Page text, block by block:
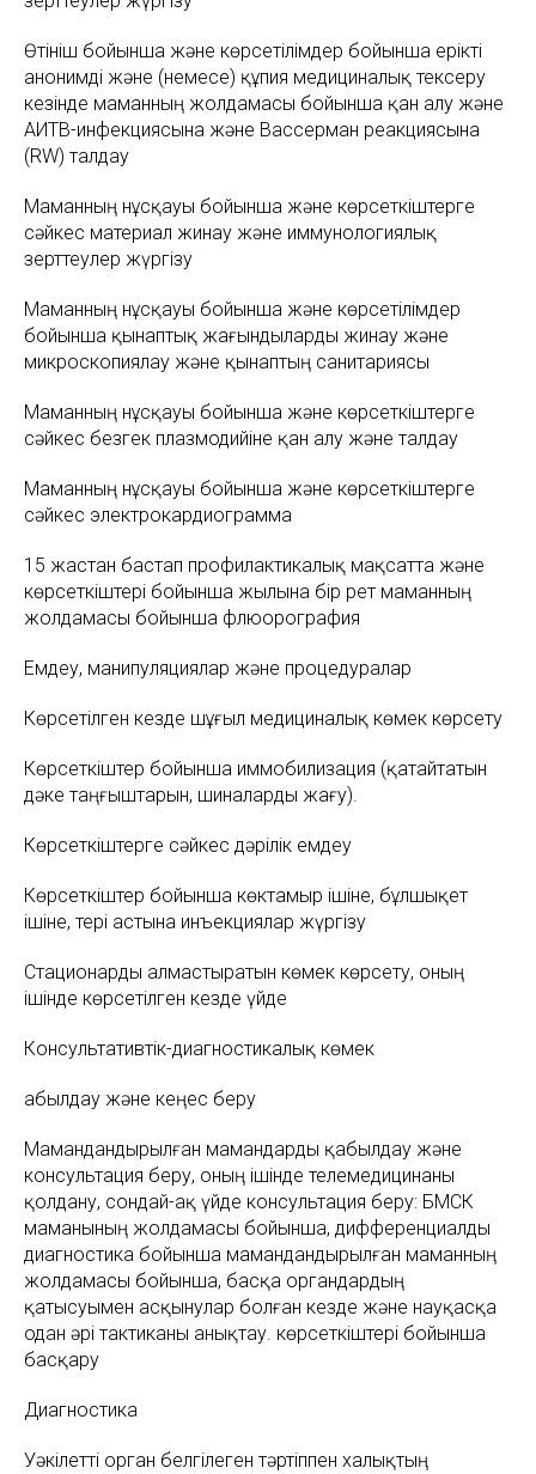
Өтініш бойынша және көрсетілімдер бойынша ерікті
анонимді және (немесе) құпия медициналық тексеру
кезінде маманның жолдамасы бойынша қан алу және
АИТВ-инфекциясына және Вассерман реакциясына
(RW) талдау
Маманның нұсқауы бойынша және көрсеткіштерге
сәйкес материал жинау және иммунологиялық
зерттеулер жүргізу
Маманның нұсқауы бойынша және көрсетілімдер
бойынша қынаптық жағындыларды жинау және
микроскопиялау және қынаптың санитариясы
Маманның нұсқауы бойынша және көрсеткіштерге
сәйкес безгек плазмодийіне қан алу және талдау
Маманның нұсқауы бойынша және көрсеткіштерге
сәйкес электрокардиограмма
15 жастан бастап профилактикалық мақсатта және
көрсеткіштері бойынша жылына бір рет маманның
жолдамасы бойынша флюорография
Емдеу, манипуляциялар және процедуралар
Көрсетілген кезде шұғыл медициналық көмек көрсету
Көрсеткіштер бойынша иммобилизация (қатайтатын
дәке таңғыштарын, шиналарды жағу).
Көрсеткіштерге сәйкес дәрілік емдеу
Көрсеткіштер бойынша көктамыр ішіне, бұлшықет
ішіне, тері астына инъекциялар жүргізу
Стационарды алмастыратын көмек көрсету, оның
ішінде көрсетілген кезде үйде
Консультативтік-диагностикалық көмек
Қабылдау және кеңес беру
Мамандандырылған мамандарды қабылдау және
консультация беру, оның ішінде телемедицинаны
қолдану, сондай-ақ үйде консультация беру: БМСК
маманының жолдамасы бойынша, дифференциалды
диагностика бойынша мамандандырылған маманның
жолдамасы бойынша, басқа органдардың
қатысуымен асқынулар болған кезде және науқасқа
одан әрі тактиканы анықтау. көрсеткіштері бойынша
басқару
Диагностика
Уәкілетті орган белгілеген тәртіппен халықтың